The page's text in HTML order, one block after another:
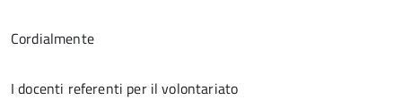
Cordialmente
I docenti referenti per il volontariato